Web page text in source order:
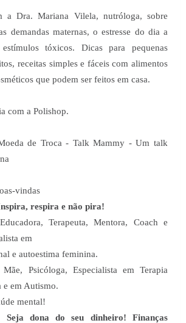
a Dra. Mariana Vilela, nutróloga, sobre
demandas maternas, o estresse do dia a
tóxicos. Dicas para pequenas
receitas simples e fáceis com alimentos
que podem ser feitos em casa.
com a Polishop.
de Troca - Talk Mammy - Um talk
vindas
respira e não pira!
Terapeuta, Mentora, Coach e
em
e autoestima feminina.
Psicóloga, Especialista em Terapia
e em Autismo.
mental!
dona do seu dinheiro! Finanças